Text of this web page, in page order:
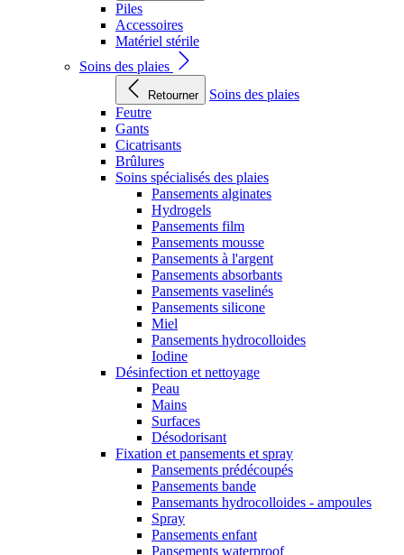
Piles
Accessoires
Matériel stérile
Soins des plaies
Retourner
Soins des plaies
Feutre
Gants
Cicatrisants
Brûlures
Soins spécialisés des plaies
Pansements alginates
Hydrogels
Pansements film
Pansements mousse
Pansements à l'argent
Pansements absorbants
Pansements vaselinés
Pansements silicone
Miel
Pansements hydrocolloides
Iodine
Désinfection et nettoyage
Peau
Mains
Surfaces
Désodorisant
Fixation et pansements et spray
Pansements prédécoupés
Pansements bande
Pansemants hydrocolloides - ampoules
Spray
Pansements enfant
Pansements waterproof